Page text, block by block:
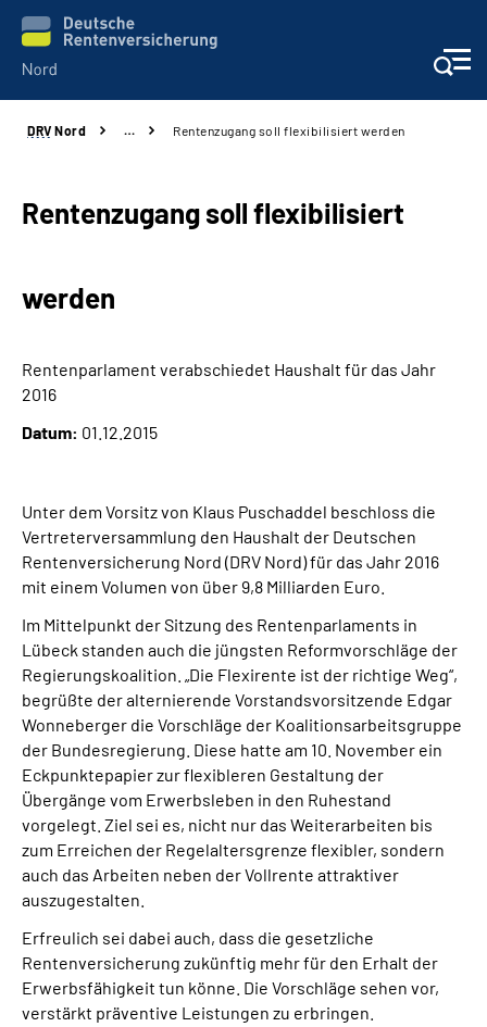
Aktuelles
Services
Karriere
Über uns
Online-Services
Inhalte in Gebärdensprache (DGS)
Leichte Sprache
Suche
Mein Kundenportal
DRV Nord … Rentenzugang soll flexibilisiert werden
Rentenzugang soll flexibilisiert
werden
Rentenparlament verabschiedet Haushalt für das Jahr
2016
Datum: 01.12.2015
Unter dem Vorsitz von Klaus Puschaddel beschloss die
Vertreterversammlung den Haushalt der Deutschen
Rentenversicherung Nord (DRV Nord) für das Jahr 2016
mit einem Volumen von über 9,8 Milliarden Euro.
Im Mittelpunkt der Sitzung des Rentenparlaments in
Lübeck standen auch die jüngsten Reformvorschläge der
Regierungskoalition. „Die Flexirente ist der richtige Weg“,
begrüßte der alternierende Vorstandsvorsitzende Edgar
Wonneberger die Vorschläge der Koalitionsarbeitsgruppe
der Bundesregierung. Diese hatte am 10. November ein
Eckpunktepapier zur flexibleren Gestaltung der
Übergänge vom Erwerbsleben in den Ruhestand
vorgelegt. Ziel sei es, nicht nur das Weiterarbeiten bis
zum Erreichen der Regelaltersgrenze flexibler, sondern
auch das Arbeiten neben der Vollrente attraktiver
auszugestalten.
Erfreulich sei dabei auch, dass die gesetzliche
Rentenversicherung zukünftig mehr für den Erhalt der
Erwerbsfähigkeit tun könne. Die Vorschläge sehen vor,
verstärkt präventive Leistungen zu erbringen.